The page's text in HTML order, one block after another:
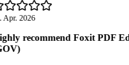
Apr. 2026
recommend Foxit PDF